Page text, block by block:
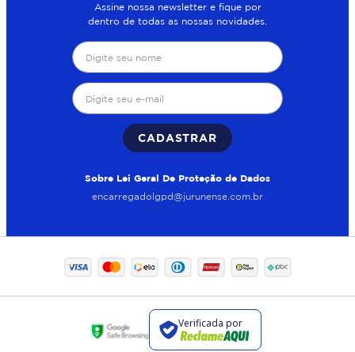
Assine nossa newsletter e fique por
dentro de todas as nossas novidades.
CADASTRAR
Sobre Lei Geral De Proteção de Dados
encarregadolgpd@jurunense.com.br